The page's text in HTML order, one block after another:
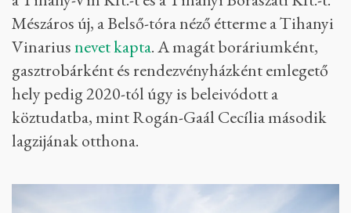
Mészáros új, a Belső-tóra néző étterme a Tihanyi
Vinariusnevet kapta. A magát boráriumként,
gasztrobárként és rendezvényházként emlegető
hely pedig 2020-tól úgy is beleivódott a
köztudatba, mint Rogán-Gaál Cecília második
lagzijának otthona.